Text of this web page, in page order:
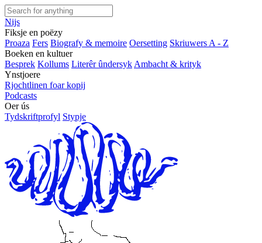
Nijs
Fiksje en poëzy
Proaza Fers Biografy & memoire Oersetting Skriuwers A - Z
Boeken en kultuer
Besprek Kollums Literêr ûndersyk Ambacht & krityk
Ynstjoere
Rjochtlinen foar kopij
Podcasts
Oer ús
Tydskriftprofyl Stypje